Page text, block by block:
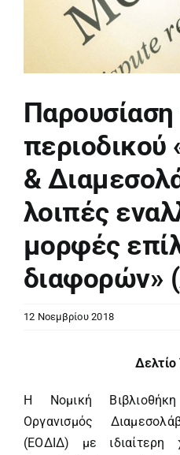
Παρουσίαση
περιοδικού
&
λοιπές
μορφές
διαφορών»
12 Νοεμβρίου 2018
H Νομική
Οργανισμός
(ΕΟΔΙΔ) με ιδιαίτερη